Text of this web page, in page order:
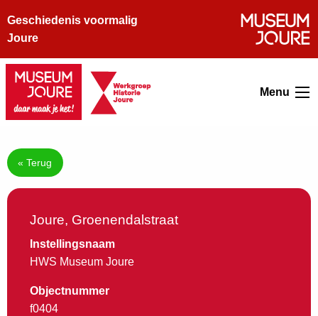
Geschiedenis voormalig
Joure
Menu
« Terug
Joure, Groenendalstraat
Instellingsnaam
HWS Museum Joure
Objectnummer
f0404